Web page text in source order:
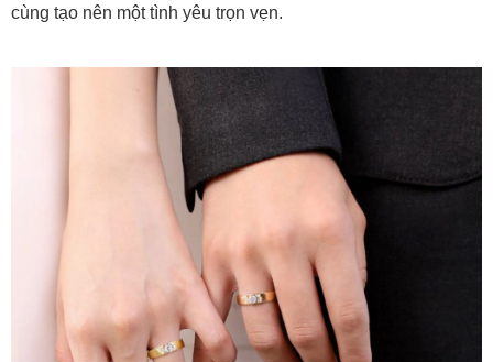
cùng tạo nên một tình yêu trọn vẹn.